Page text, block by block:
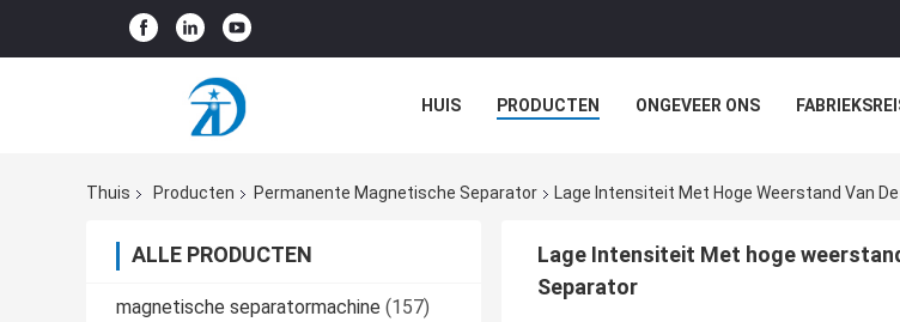
HUIS PRODUCTEN ONGEVEER ONS
Thuis
Producten Permanente Magnetische Separator Lage Intensiteit Met Hoge Weerstand Van
ALLE PRODUCTEN
magnetische separatormachine (157)
Lage Intensiteit Met hoge
Separator